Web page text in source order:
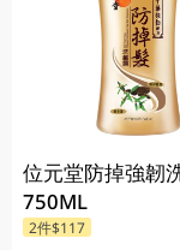
位元堂防掉強韌
750ML
2件$117